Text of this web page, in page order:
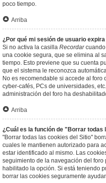
poco tiempo.
Arriba
¿Por qué mi sesión de usuario
Si no activa la casilla Recordarcuando
una cookie segura, que se elimina al
tiempo. Esto previene que su cuenta
que el sistema le reconozca
No es recomendable si accede al
cyber-cafés, PCs de universidades,
administración del foro ha
Arriba
¿Cuál es la función de "Borrar todas
"Borrar todas las cookies del Sitio"
cuales le mantienen autorizado para
estar identificado al mismo. Las
seguimiento de la navegación del
habilitado la opción. Si está teniendo
borrar las cookies seguramente